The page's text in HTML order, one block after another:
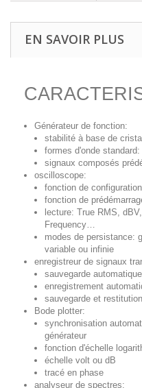
EN SAVOIR PLUS
Générateur de fonction:
stabilité à base de
formes d'onde
signaux composés
oscilloscope:
fonction de
fonction de
lecture: True RMS,
Frequency…
modes de persistance:
variable ou infinie
enregistreur de signaux
sauvegarde
enregistrement
sauvegarde et
Bode plotter:
synchronisation
générateur
fonction d'échelle
échelle volt ou dB
tracé en phase
analyseur de spectres: